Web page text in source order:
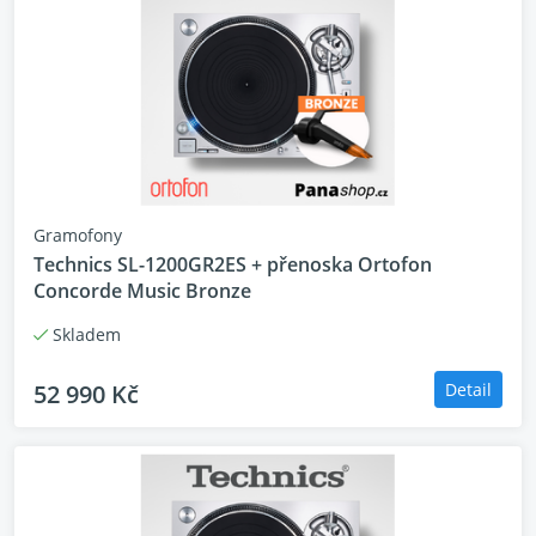
Gramofony
Technics SL-1200GR2ES + přenoska Ortofon
Concorde Music Bronze
Skladem
52 990 Kč Detail